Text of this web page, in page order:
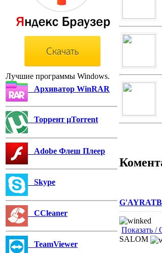
Лучшие программы Windows.
Архиватор WinRAR
Торрент µTorrent
Adobe Флеш Плеер
Skype
CCleaner
TeamViewer
Показать /
SALOM